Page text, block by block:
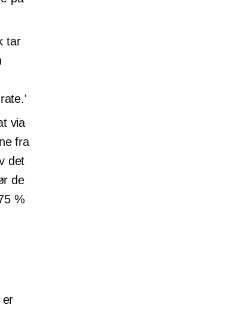
tar
via
fra
det
de
%
er